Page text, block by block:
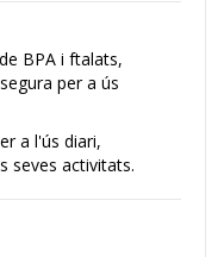
BPA i ftalats,
per a ús
a l'ús diari,
seves activitats.